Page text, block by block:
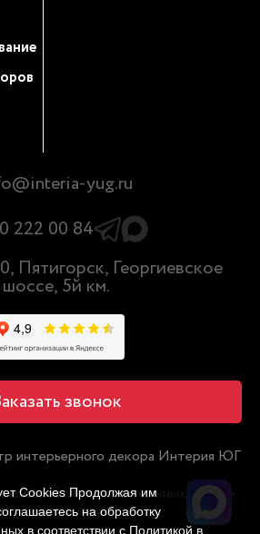
yug.ru
222 00 84
Пятигорск, Георгиевское
шоссе, 5й км.
звонок
интерьерного декора Интерия ЮГ
обработки персональных данных
персональных
Cookies Продолжая им
на обработку
в соответствии с Политикой в